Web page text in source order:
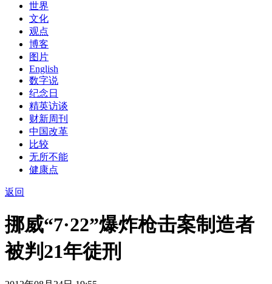
世界
文化
观点
博客
图片
English
数字说
纪念日
精英访谈
财新周刊
中国改革
比较
无所不能
健康点
返回
挪威“7·22”爆炸枪击案制造者
被判21年徒刑